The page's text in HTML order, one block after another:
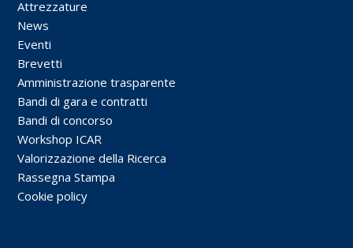
Attrezzature
News
Eventi
Brevetti
Amministrazione trasparente
Bandi di gara e contratti
Bandi di concorso
Workshop ICAR
Valorizzazione della Ricerca
Rassegna Stampa
Cookie policy